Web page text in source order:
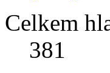
Celkem
381